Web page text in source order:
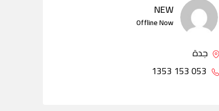
NEW
Offline Now
جدة